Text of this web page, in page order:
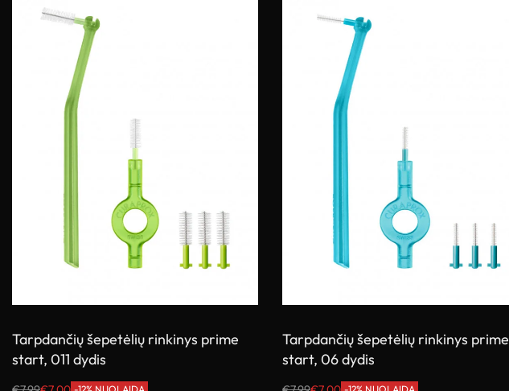
Tarpdančių šepetėlių rinkinys prime
start, 011 dydis
-12% NUOLAIDA
Tarpdančių šepetėlių rinkinys prime
start, 06 dydis
-12% NUOLAIDA